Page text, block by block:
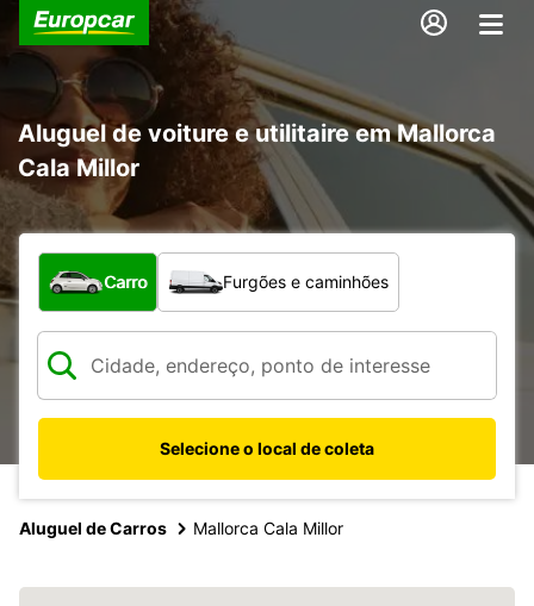
Aluguel de voiture e utilitaire em Mallorca
Cala Millor
Qual tipo de veículo?
Carro Furgões e caminhões
Selecione o local de coleta
Aluguel de Carros Mallorca Cala Millor